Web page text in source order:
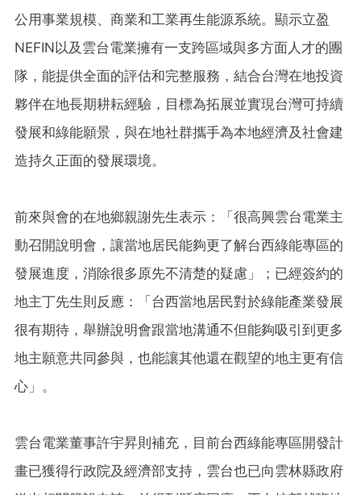
公用事業規模、商業和工業再生能源系統。顯示立盈
NEFIN以及雲台電業擁有一支跨區域與多方面人才的團
隊，能提供全面的評估和完整服務，結合台灣在地投資
夥伴在地長期耕耘經驗，目標為拓展並實現台灣可持續
發展和綠能願景，與在地社群攜手為本地經濟及社會建
造持久正面的發展環境。
前來與會的在地鄉親謝先生表示：「很高興雲台電業主
動召開說明會，讓當地居民能夠更了解台西綠能專區的
發展進度，消除很多原先不清楚的疑慮」；已經簽約的
地主丁先生則反應：「台西當地居民對於綠能產業發展
很有期待，舉辦說明會跟當地溝通不但能夠吸引到更多
地主願意共同參與，也能讓其他還在觀望的地主更有信
心」。
雲台電業董事許宇昇則補充，目前台西綠能專區開發計
畫已獲得行政院及經濟部支持，雲台也已向雲林縣政府